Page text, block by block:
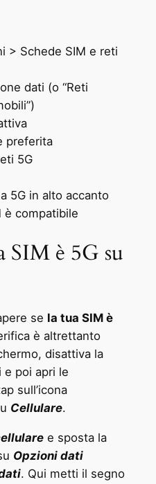
> Schede SIM e reti
dati (o “Reti
preferita
5G
5G in alto accanto
è compatibile
SIM è 5G su
se la tua SIM è
è altrettanto
disattiva la
poi apri le
sull’icona
Cellulare.
e sposta la
Opzioni dati
. Qui metti il segno